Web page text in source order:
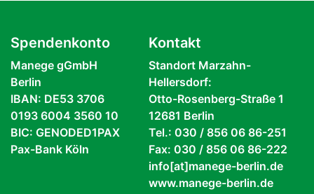
Spendenkonto
Manege gGmbH
Berlin
IBAN: DE53 3706
0193 6004 3560 10
BIC: GENODED1PAX
Pax-Bank Köln
Kontakt
Standort Marzahn-
Hellersdorf:
Otto-Rosenberg-Straße 1
12681 Berlin
Tel.: 030 / 856 06 86-251
Fax: 030 / 856 06 86-222
info[at]manege-berlin.de
www.manege-berlin.de